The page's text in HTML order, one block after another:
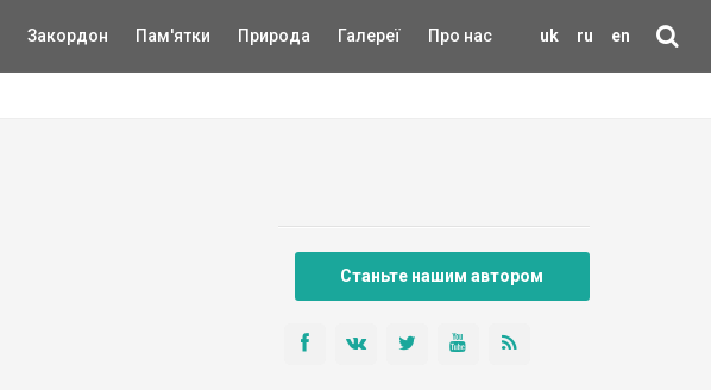
uk ru en
Закордон Пам'ятки Природа Галереї Про нас
Станьте нашим автором